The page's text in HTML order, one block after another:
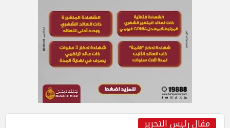
مقال رئيس التحرير